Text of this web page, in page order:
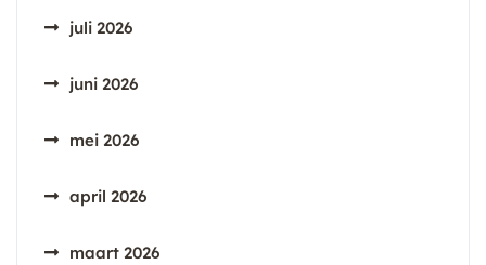
juli 2026
juni 2026
mei 2026
april 2026
maart 2026